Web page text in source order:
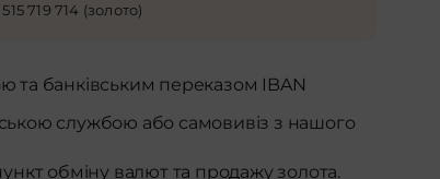
719 714 (золото)
та банківським переказом IBAN
службою або самовивіз з нашого
обміну валют та продажу золота.